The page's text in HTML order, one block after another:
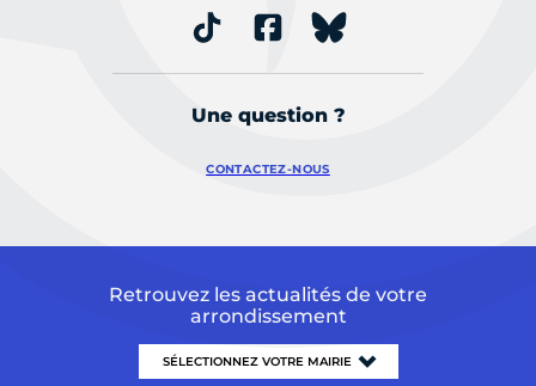
Une question ?
CONTACTEZ-NOUS
Retrouvez les actualités de votre
arrondissement